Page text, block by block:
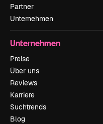
Partner
Unternehmen
Unternehmen
Preise
Über uns
Reviews
Karriere
Suchtrends
Blog